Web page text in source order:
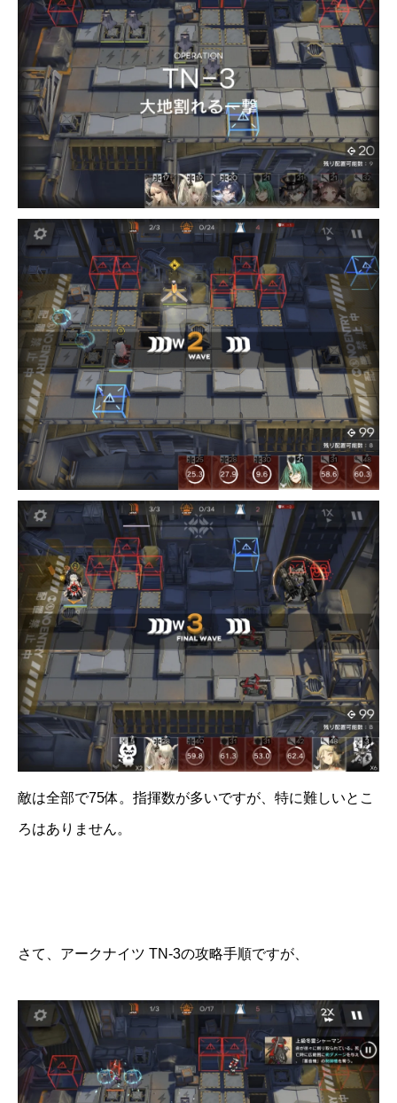
敵は全部で75体。指揮数が多いですが、特に難しいとこ
ろはありません。
さて、アークナイツ TN-3の攻略手順ですが、